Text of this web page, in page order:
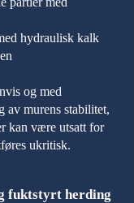
hydraulisk kalk
og med
av murens stabilitet,
kan være utsatt for
ukritisk.
fuktstyrt herding